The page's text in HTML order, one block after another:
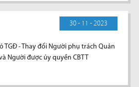
30 - 11 - 2023
TGĐ - Thay đổi Người phụ trách Quản
Người được ủy quyền CBTT